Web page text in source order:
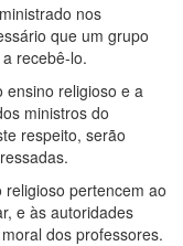
nos
que um grupo
recebê-lo.
religioso e a
ministros do
respeito, serão
pertencem ao
e às autoridades
dos professores.